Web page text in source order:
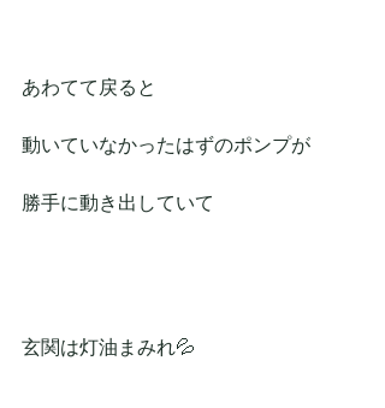
あわてて戻ると
動いていなかったはずのポンプが
勝手に動き出していて
玄関は灯油まみれ💦